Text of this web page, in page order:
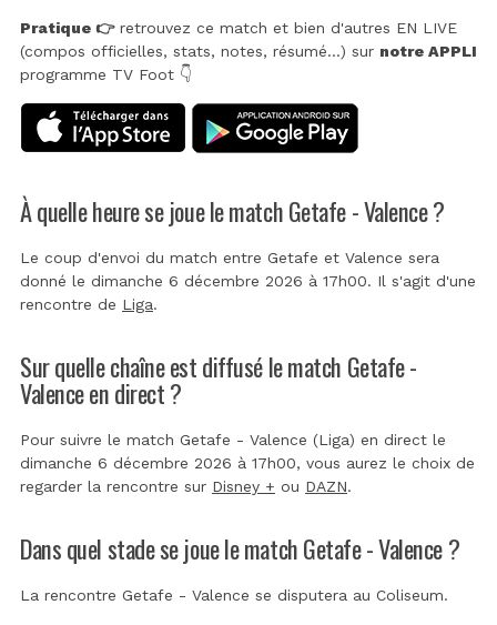
Pratique 👉retrouvez ce match et bien d'autres EN LIVE
(compos officielles, stats, notes, résumé...) sur notre APPLI
programme TV Foot 👇
À quelle heure se joue le match Getafe - Valence ?
Le coup d'envoi du match entre Getafe et Valence sera
donné le dimanche 6 décembre 2026 à 17h00. Il s'agit d'une
rencontre de Liga.
Sur quelle chaîne est diffusé le match Getafe -
Valence en direct ?
Pour suivre le match Getafe - Valence (Liga) en direct le
dimanche 6 décembre 2026 à 17h00, vous aurez le choix de
regarder la rencontre sur Disney + ou DAZN.
Dans quel stade se joue le match Getafe - Valence ?
La rencontre Getafe - Valence se disputera au Coliseum.